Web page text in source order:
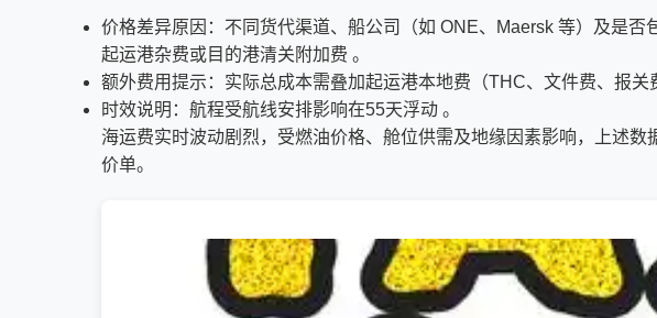
价格差异原因：不同货代渠道、船公司（如 ONE、Maersk 等）及是
起运港杂费或目的港清关附加费 。
额外费用提示：实际总成本需叠加起运港本地费（THC、文件费、报
时效说明：航程受航线安排影响在55天浮动 。
海运费实时波动剧烈，受燃油价格、舱位供需及地缘因素影响，上述
价单。